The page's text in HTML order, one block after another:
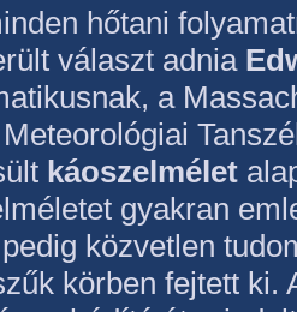
hőtani
választ adnia
a
káoszelmélet
gyakran
közvetlen
körben fejtett ki.